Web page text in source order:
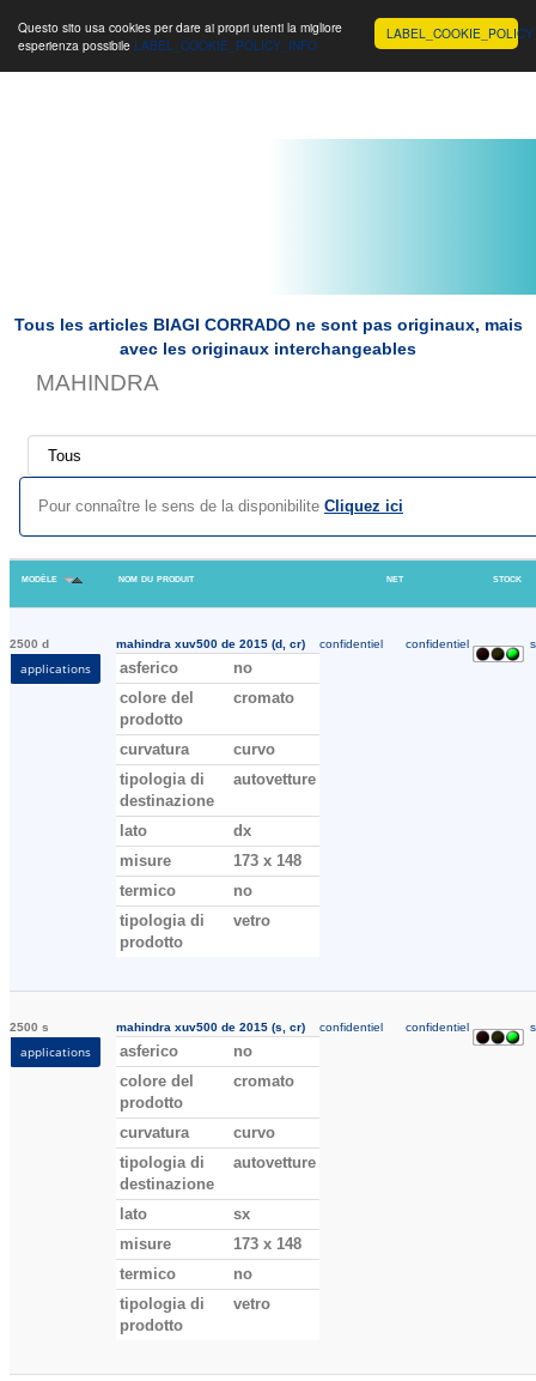
Questo sito usa cookies per dare ai propri utenti la migliore
esperienza possibile LABEL_COOKIE_POLICY_INFO
Toggle
navigation
Toggle
navigation
Toggle
Biagi Corrado s.r.l.
Tous les articles BIAGI CORRADO ne sont pas originaux, mais
avec les originaux interchangeables
MAHINDRA
Pour connaître le sens de la disponibilite Cliquez ici
modèle nom du produit net stock
2500 d
applications
mahindra xuv500 de 2015 (d, cr)
asferico
no
colore del
prodotto
cromato
curvatura
curvo
tipologia di
destinazione
autovetture
lato
dx
misure
173 x 148
termico
no
tipologia di
prodotto
vetro
confidentiel confidentiel
2500 s
applications
mahindra xuv500 de 2015 (s, cr)
asferico
no
colore del
prodotto
cromato
curvatura
curvo
tipologia di
destinazione
autovetture
lato
sx
misure
173 x 148
termico
no
tipologia di
prodotto
vetro
confidentiel confidentiel